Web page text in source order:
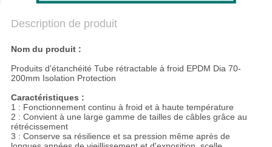
PLAN
DU
SITE
DE
CONFIDENTIALITÉ
Description de produit
Nom du produit :
Produits d'étanchéité Tube rétractable à froid EPDM Dia 70-
200mm Isolation Protection
Caractéristiques :
1 : Fonctionnement continu à froid et à haute température
2 : Convient à une large gamme de tailles de câbles grâce au
rétrécissement
3 : Conserve sa résilience et sa pression même après de